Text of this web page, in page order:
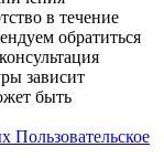
в течение
обратиться
зависит
быть
Пользовательское